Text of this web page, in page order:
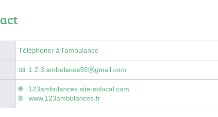
Téléphoner à l'ambulance
1.2.3.ambulance59ⓐgmail.com
123ambulances.site-solocal.com
www.123ambulances.fr